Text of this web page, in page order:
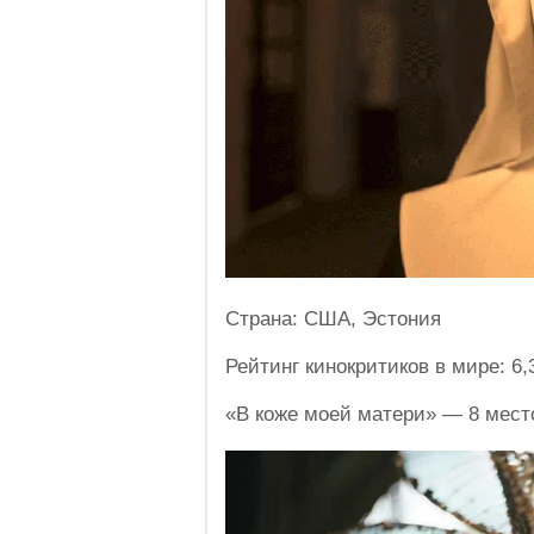
Страна: США, Эстония
Рейтинг кинокритиков в мире:
«В коже моей матери» — 8